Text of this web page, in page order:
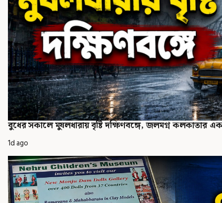
বুধের সকালে মুষলধারায় বৃষ্টি দক্ষিণবঙ্গে, জলমগ্ন কলকাতার
1d ago